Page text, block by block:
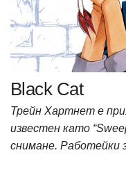
Black Cat
Трейн Хартнет е
известен като
снимане. Работейки